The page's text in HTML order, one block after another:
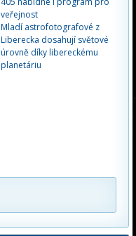
veřejnost
Mladí astrofotografové z
Liberecka dosahují světové
úrovně díky libereckému
planetáriu